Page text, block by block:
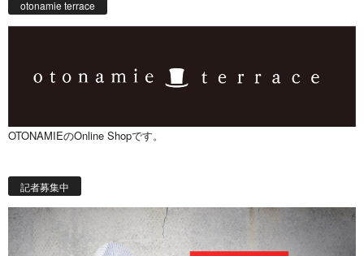
otonamie terrace
OTONAMIEのOnline Shopです。
記者募集中